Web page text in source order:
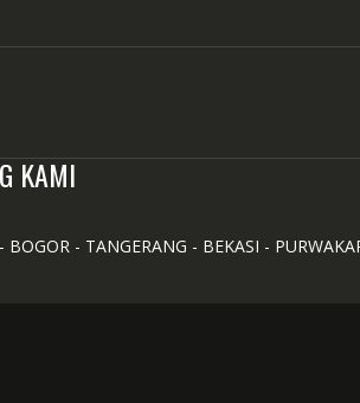
KAMI
BOGOR - TANGERANG - BEKASI -